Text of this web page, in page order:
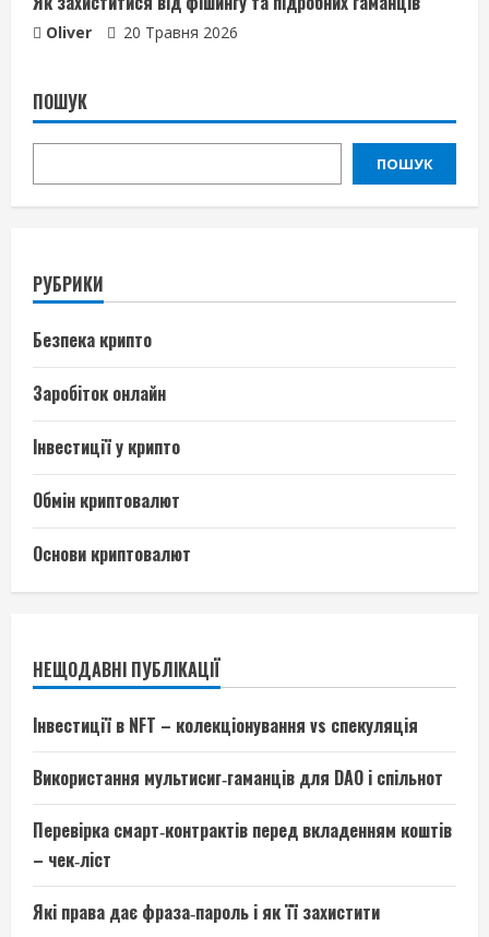
Oliver 20 Травня 2026
ПОШУК
ПОШУК
РУБРИКИ
Безпека крипто
Заробіток онлайн
Інвестиції у крипто
Обмін криптовалют
Основи криптовалют
НЕЩОДАВНІ ПУБЛІКАЦІЇ
Інвестиції в NFT – колекціонування vs спекуляція
Використання мультисиг‑гаманців для DAO і спільнот
Перевірка смарт‑контрактів перед вкладенням коштів
– чек‑ліст
Які права дає фраза‑пароль і як її захистити